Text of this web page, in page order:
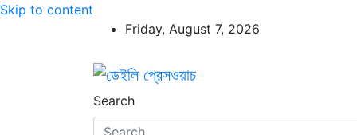
Skip to content
Friday, August 7, 2026
ডেইলি প্রেসওয়াচ
ডেইলি প্রেসওয়াচ মুক্তিযুদ্ধের চেতনায় উদ্বুদ্ধ
Search